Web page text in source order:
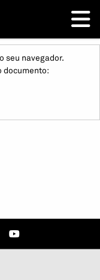
seu navegador.
documento: